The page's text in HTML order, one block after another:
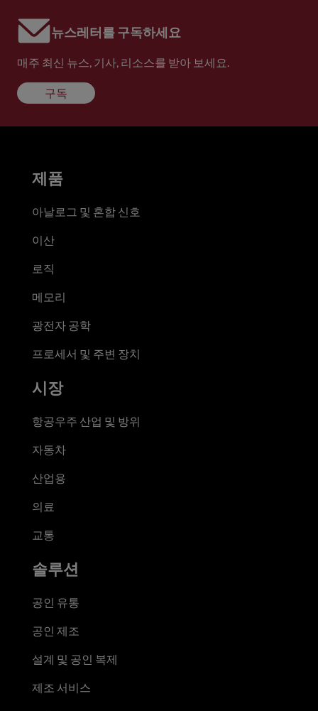
뉴스레터를 구독하세요
매주 최신 뉴스, 기사, 리소스를 받아 보세요.
구독
제품
아날로그 및 혼합 신호
이산
로직
메모리
광전자 공학
프로세서 및 주변 장치
시장
항공우주 산업 및 방위
자동차
산업용
의료
교통
솔루션
공인 유통
공인 제조
설계 및 공인 복제
제조 서비스